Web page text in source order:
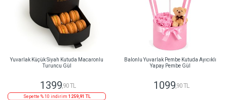
Yuvarlak Küçük Siyah Kutuda Macaronlu
Turuncu Gül
1399,90 TL
Sepette % 10 indirim 1259,91 TL
Balonlu Yuvarlak Pembe Kutuda Ayıcıklı
Yapay Pembe Gül
1099,90 TL